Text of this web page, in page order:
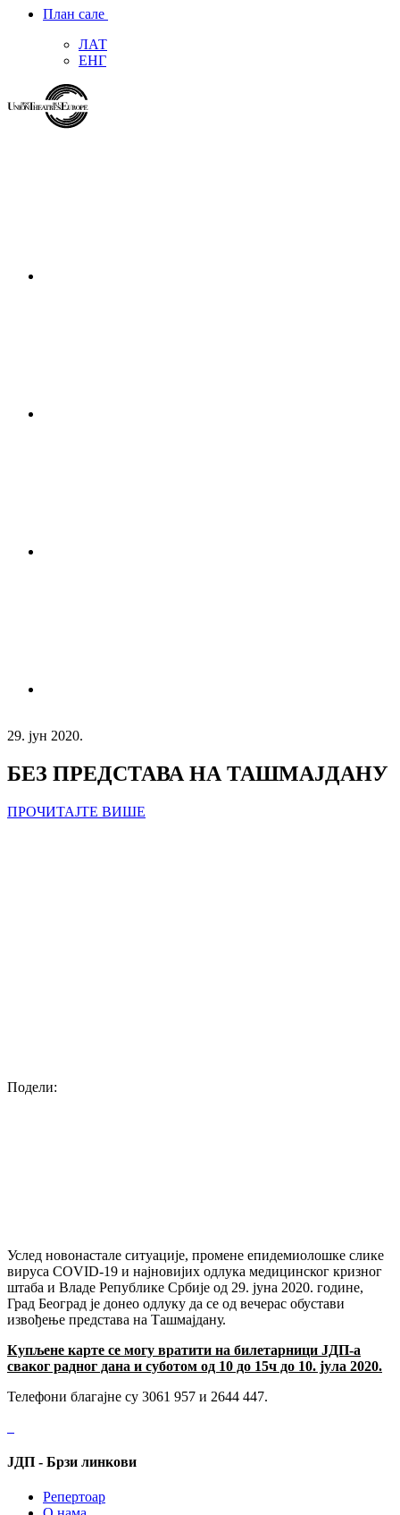
План сале
ЛАТ
ЕНГ
29. јун 2020.
БЕЗ ПРЕДСТАВА НА ТАШМАЈДАНУ
ПРОЧИТАЈТЕ ВИШЕ
Подели:
Услед новонастале ситуације, промене епидемиолошке слике
вируса COVID-19 и најновијих одлука медицинског кризног
штаба и Владе Републике Србије од 29. јуна 2020. године,
Град Београд је донео одлуку да се од вечерас обустави
извођење представа на Ташмајдану.
Купљене карте се могу вратити на билетарници ЈДП-а
сваког радног дана и суботом од 10 до 15ч до 10. јула 2020.
Телефони благајне су 3061 957 и 2644 447.
ЈДП - Брзи линкови
Репертоар